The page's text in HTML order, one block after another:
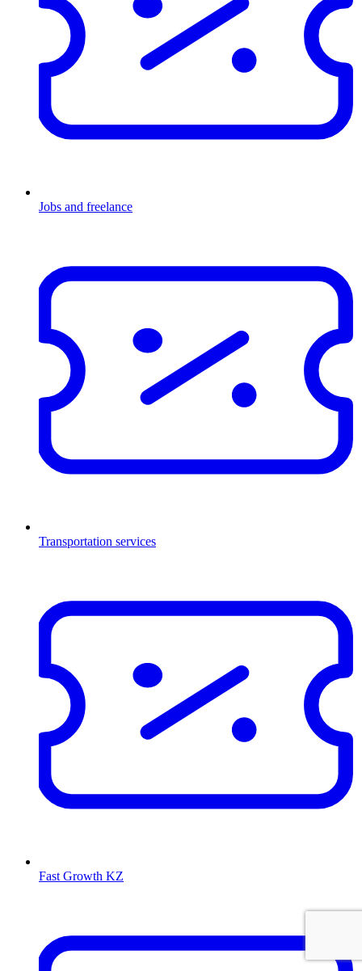
Jobs and freelance
Transportation services
Fast Growth KZ